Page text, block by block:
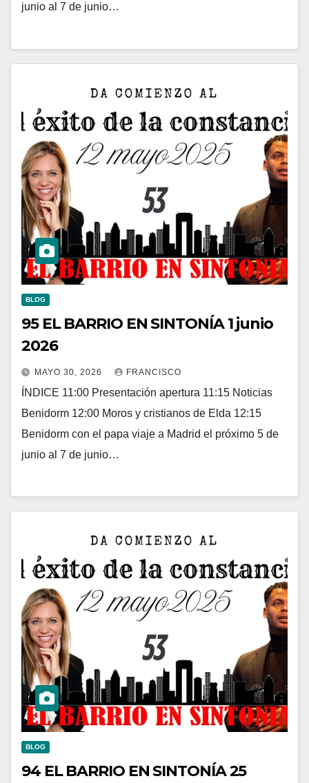
junio al 7 de junio…
BLOG
95 EL BARRIO EN SINTONÍA 1 junio
2026
MAYO 30, 2026 FRANCISCO
ÍNDICE 11:00 Presentación apertura 11:15 Noticias
Benidorm 12:00 Moros y cristianos de Elda 12:15
Benidorm con el papa viaje a Madrid el próximo 5 de
junio al 7 de junio…
BLOG
94 EL BARRIO EN SINTONÍA 25